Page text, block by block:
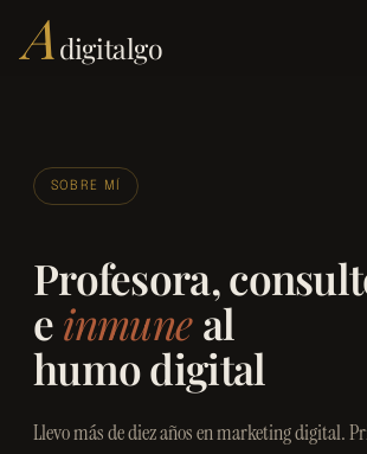
contenido
Adigitalgo
SOBRE MÍ
Profesora,
einmuneal
humo digital
Llevo más de diez años en marketing digital.